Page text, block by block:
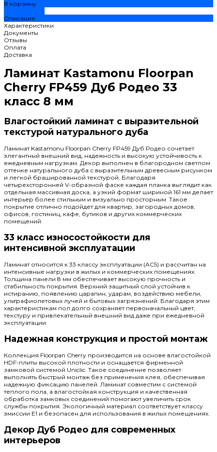
В корзину
Описание
Характеристики
Документы
Отзывы
Оплата
Доставка
Ламинат Kastamonu Floorpan
Cherry FP459 Дуб Родео 33
класс 8 мм
Влагостойкий ламинат с выразительной
текстурой натурального дуба
Ламинат Kastamonu Floorpan Cherry FP459 Дуб Родео сочетает
элегантный внешний вид, надежность и высокую устойчивость к
ежедневным нагрузкам. Декор выполнен в благородном светлом
оттенке натурального дуба с выразительным древесным рисунком
и легкой брашированной текстурой. Благодаря
четырехсторонней V-образной фаске каждая планка выглядит как
отдельная массивная доска, а узкий формат шириной 161 мм делает
интерьер более стильным и визуально просторным. Такое
покрытие отлично подойдет для квартир, загородных домов,
офисов, гостиниц, кафе, бутиков и других коммерческих
помещений.
33 класс износостойкости для
интенсивной эксплуатации
Ламинат относится к 33 классу эксплуатации (AC5) и рассчитан на
интенсивные нагрузки в жилых и коммерческих помещениях.
Толщина панели 8 мм обеспечивает высокую прочность и
стабильность покрытия. Верхний защитный слой устойчив к
истиранию, появлению царапин, ударам, воздействию мебели,
ультрафиолетовых лучей и бытовых загрязнений. Благодаря этим
характеристикам пол долго сохраняет первоначальный цвет,
текстуру и привлекательный внешний вид даже при ежедневной
эксплуатации.
Надежная конструкция и простой монтаж
Коллекция Floorpan Cherry производится на основе влагостойкой
HDF-плиты высокой плотности и оснащается фирменной
замковой системой Uniclic. Такое соединение позволяет
выполнять быстрый монтаж без применения клея, обеспечивая
надежную фиксацию панелей. Ламинат совместим с системой
теплого пола, а влагостойкая конструкция и качественная
обработка замковых соединений помогают увеличить срок
службы покрытия. Экологичный материал соответствует классу
эмиссии E1 и безопасен для использования в жилых помещениях.
Декор Дуб Родео для современных
интерьеров